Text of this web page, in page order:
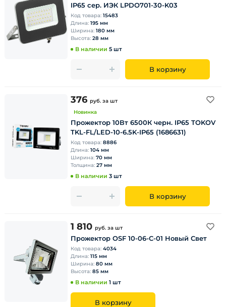
IP65 сер. ИЭК LPDО701-30-K03
Код товара: 15483
Длина: 195 мм
Ширина: 180 мм
Высота: 28 мм
В наличии 5 шт
В корзину
376 руб. за шт
Новинка
Прожектор 10Вт 6500К черн. IP65 TOKOV
TKL-FL/LED-10-6.5K-IP65 (1686631)
Код товара: 8886
Длина: 104 мм
Ширина: 70 мм
Толщина: 27 мм
В наличии 3 шт
В корзину
1 810 руб. за шт
Прожектор OSF 10-06-C-01 Новый Свет
Код товара: 4034
Длина: 115 мм
Ширина: 80 мм
Высота: 85 мм
В наличии 1 шт
В корзину